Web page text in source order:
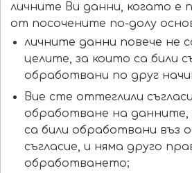
личните Ви данни, когато е
от посочените по-долу
личните данни повече не
целите, за които са били
обработвани по друг
Вие сте оттеглили
обработване на
са били обработвани въз
съгласие, и няма друго
обработването;